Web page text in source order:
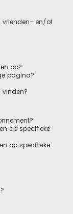
vrienden- en/of
op?
pagina?
vinden?
op specifieke
op specifieke